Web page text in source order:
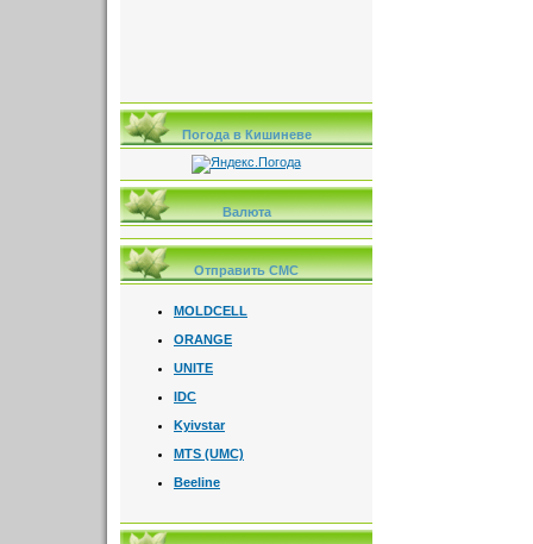
Погода в Кишиневе
Валюта
Отправить СМС
MOLDCELL
ORANGE
UNITE
IDC
Kyivstar
MTS (UMC)
Beeline